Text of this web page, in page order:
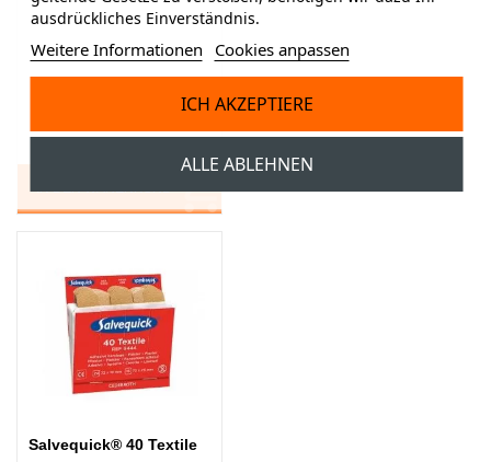
Salvequick® 40 Textile
ausdrückliches Einverständnis.
Weitere Informationen Cookies anpassen
ALLE ABLEHNEN
ICH AKZEPTIERE